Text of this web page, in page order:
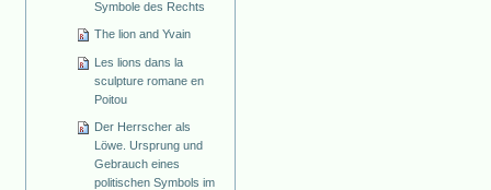
Symbole des Rechts
The lion and Yvain
Les lions dans la
sculpture romane en
Poitou
Der Herrscher als
Löwe. Ursprung und
Gebrauch eines
politischen Symbols im